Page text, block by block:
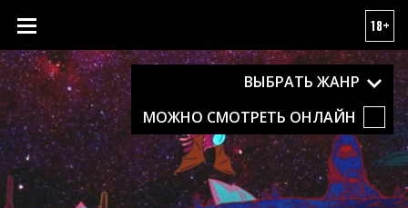
18+
ВЫБРАТЬ ЖАНР
МОЖНО СМОТРЕТЬ ОНЛАЙН